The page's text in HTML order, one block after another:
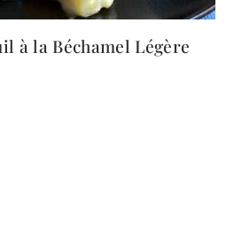
à la Béchamel Légère